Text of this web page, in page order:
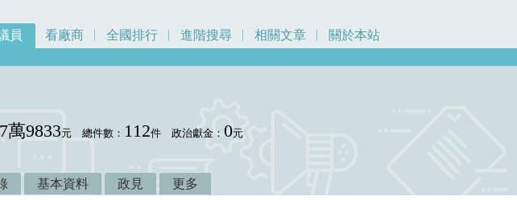
員 看廠商 全國排行 進階搜尋 相關文章 關於本站
萬9833元 總件數： 112件 政治獻金：0元
基本資料 政見 更多